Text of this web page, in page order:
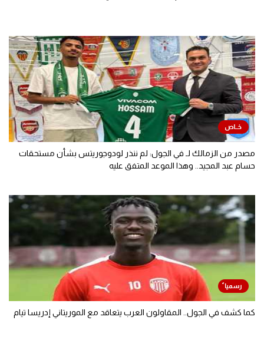
مصدر من الزمالك لـ في الجول: لم ننذر لودوجوريتس بشأن مستحقات
حسام عبد المجيد.. وهذا الموعد المتفق عليه
كما كشف في الجول.. المقاولون العرب يتعاقد مع الموريتاني إدريسا تيام